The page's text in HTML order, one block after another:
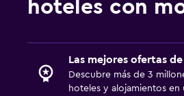
hoteles con
Las mejores ofertas
Descubre más de 3
hoteles y alojamientos en